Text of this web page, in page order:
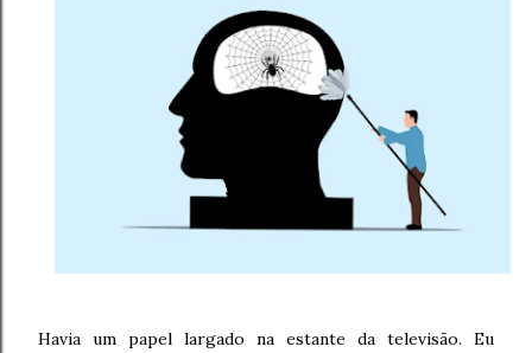
Havia um papel largado na estante da televisão. Eu